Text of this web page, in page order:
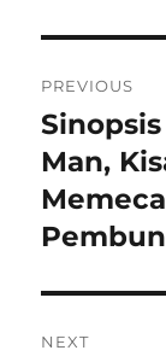
pos
PREVIOUS
Previous
post:
Man,
NEXT